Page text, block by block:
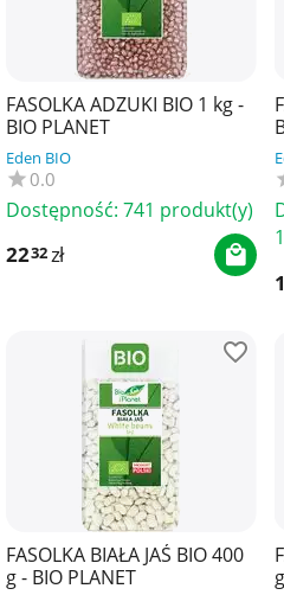
FASOLKA ADZUKI BIO 1 kg -
BIO PLANET
Eden BIO
0.0
Dostępność: 741 produkt(y)
2232zł
FASOLKA BIAŁA JAŚ BIO 400
g - BIO PLANET